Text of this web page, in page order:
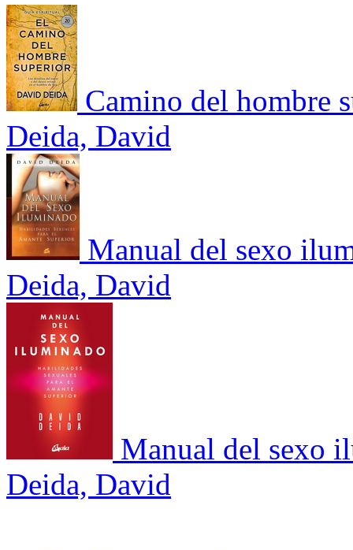
Camino del hombre
Deida, David
Manual del sexo
Deida, David
Manual del sexo
Deida, David